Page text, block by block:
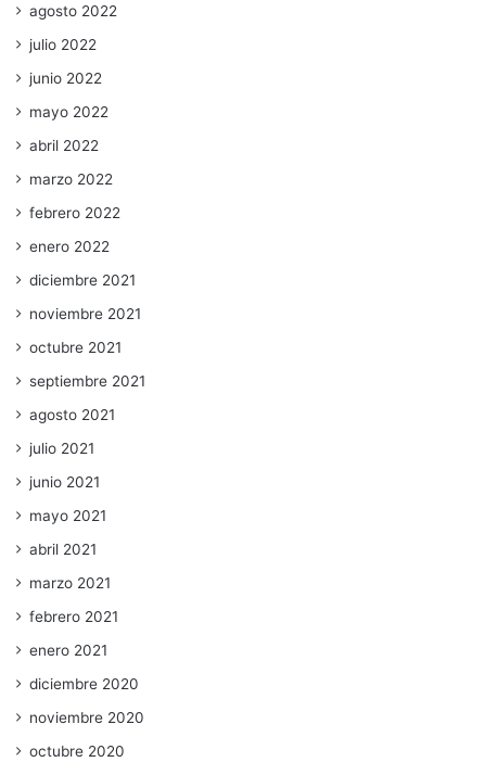
agosto 2022
julio 2022
junio 2022
mayo 2022
abril 2022
marzo 2022
febrero 2022
enero 2022
diciembre 2021
noviembre 2021
octubre 2021
septiembre 2021
agosto 2021
julio 2021
junio 2021
mayo 2021
abril 2021
marzo 2021
febrero 2021
enero 2021
diciembre 2020
noviembre 2020
octubre 2020